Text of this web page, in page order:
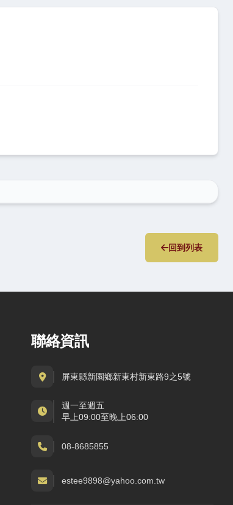
回到列表
聯絡資訊
屏東縣新園鄉新東村新東路9之5號
週一至週五
早上09:00至晚上06:00
08-8685855
estee9898@yahoo.com.tw